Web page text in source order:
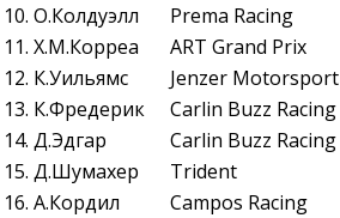
10. О.Колдуэлл
Prema Racing
11. Х.М.Корреа
ART Grand Prix
12. К.Уильямс
Jenzer Motorsport
13. К.Фредерик
Carlin Buzz Racing
14. Д.Эдгар
Carlin Buzz Racing
15. Д.Шумахер
Trident
16. А.Кордил
Campos Racing